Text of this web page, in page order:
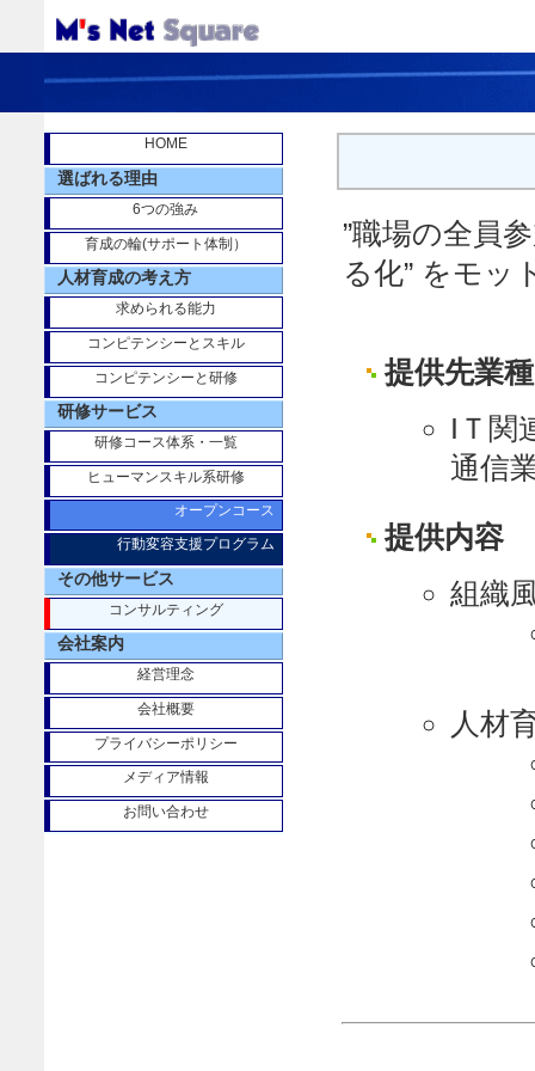
HOME
選ばれる理由
6つの強み
育成の輪(サポート体制）
人材育成の考え方
求められる能力
コンピテンシーとスキル
コンピテンシーと研修
研修サービス
研修コース体系・一覧
ヒューマンスキル系研修
オープンコース
行動変容支援プログラム
その他サービス
コンサルティング
会社案内
経営理念
会社概要
プライバシーポリシー
メディア情報
お問い合わせ
”職場の全員
る化” をモッ
提供先業種
IＴ関
通信
提供内容
組織
人材